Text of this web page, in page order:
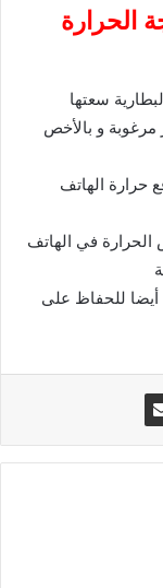
الحرارة
مرغوبة و بالأخص
حرارة الهاتف
أيضا للحفاظ على